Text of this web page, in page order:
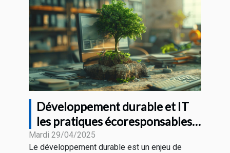
Développement durable et IT
les pratiques écoresponsables
en entreprise
Mardi 29/04/2025
Le développement durable est un enjeu de